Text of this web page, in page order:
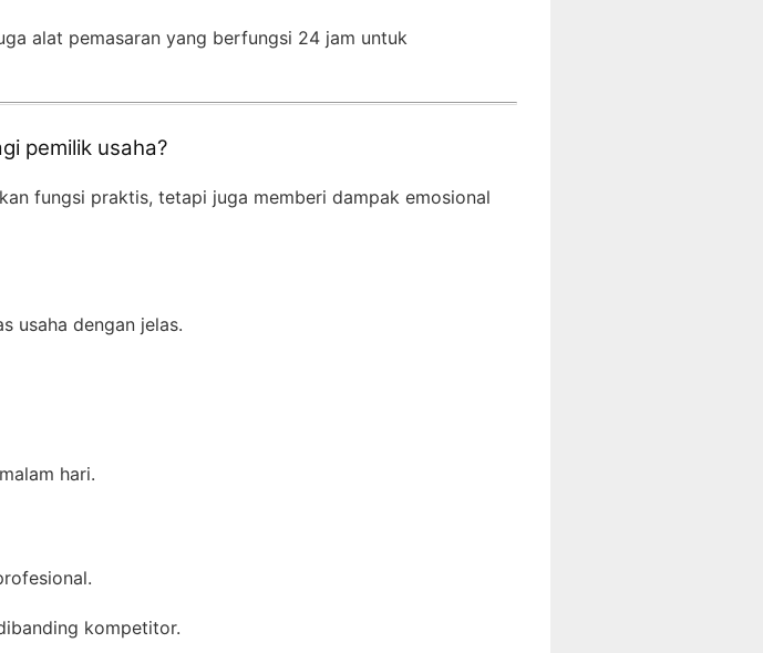
alat pemasaran yang berfungsi 24 jam untuk
pemilik usaha?
fungsi praktis, tetapi juga memberi dampak emosional
usaha dengan jelas.
hari.
kompetitor.